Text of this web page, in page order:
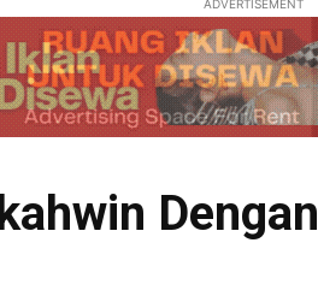
ADVERTISEMENT
Dengan